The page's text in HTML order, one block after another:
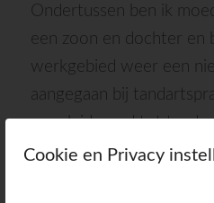
Cookie en Privacy
Ondertussen ben ik
een zoon en dochter en
werkgebied weer een
aangegaan bij
opgeleid word tot
gekozen voor Kiesz